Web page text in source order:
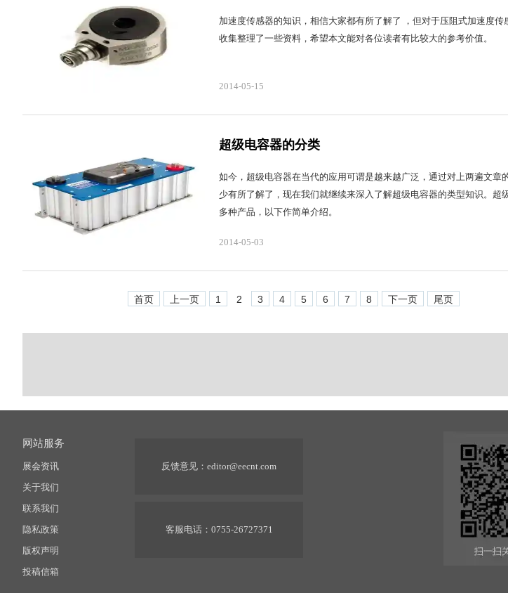
加速度传感器的知识，相信大家都有所了解了 ，但对于压阻式加速度
收集整理了一些资料，希望本文能对各位读者有比较大的参考价值。
2014-05-15
超级电容器的分类
如今，超级电容器在当代的应用可谓是越来越广泛，通过对上两遍文章
少有所了解了，现在我们就继续来深入了解超级电容器的类型知识。超
多种产品，以下作简单介绍。
2014-05-03
首页 上一页 1 2 3 4 5 6 7 8 下一页 尾页
网站服务
展会资讯
关于我们
联系我们
隐私政策
版权声明
投稿信箱
反馈意见： editor@eecnt.com
客服电话：0755-26727371